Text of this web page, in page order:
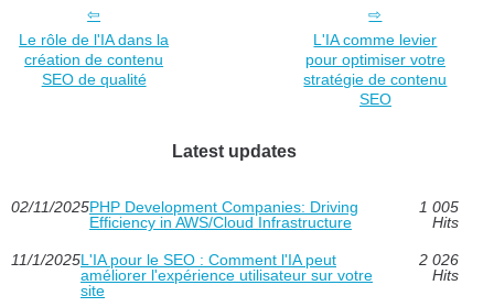
Le rôle de l'IA dans la
création de contenu
SEO de qualité
L'IA comme levier
pour optimiser votre
stratégie de contenu
SEO
Latest updates
02/11/2025PHP Development Companies: Driving
Efficiency in AWS/Cloud Infrastructure
1 005
Hits
11/1/2025L'IA pour le SEO : Comment l'IA peut
améliorer l'expérience utilisateur sur votre
site
2 026
Hits